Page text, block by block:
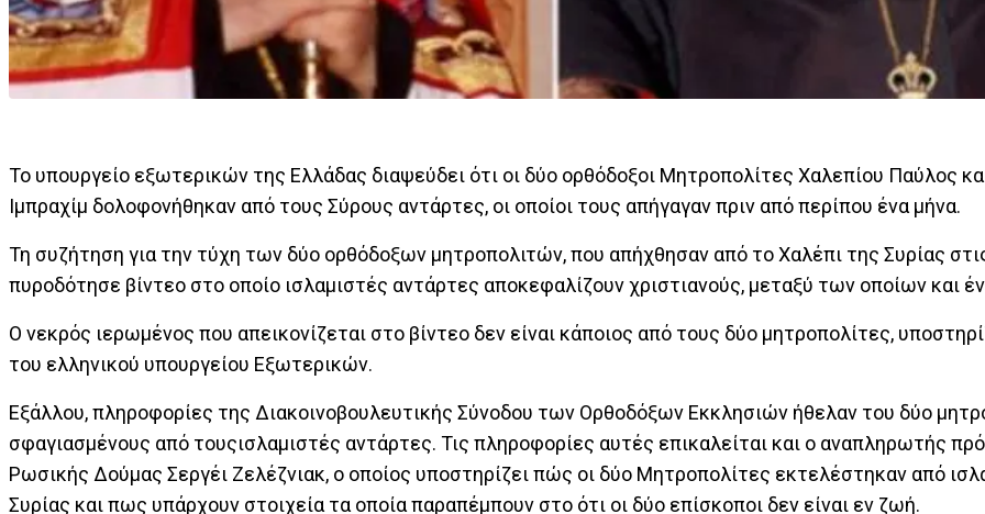
Το υπουργείο εξωτερικών της Ελλάδας διαψεύδει ότι οι δύο ορθόδοξοι Μητροπολίτες Χαλεπίου Παύλος
Ιμπραχίμ δολοφονήθηκαν από τους Σύρους αντάρτες, οι οποίοι τους απήγαγαν πριν από περίπου ένα μήνα.
Τη συζήτηση για την τύχη των δύο ορθόδοξων μητροπολιτών, που απήχθησαν από το Χαλέπι της Συρίας
πυροδότησε βίντεο στο οποίο ισλαμιστές αντάρτες αποκεφαλίζουν χριστιανούς, μεταξύ των οποίων και
Ο νεκρός ιερωμένος που απεικονίζεται στο βίντεο δεν είναι κάποιος από τους δύο μητροπολίτες,
του ελληνικού υπουργείου Εξωτερικών.
Εξάλλου, πληροφορίες της Διακοινοβουλευτικής Σύνοδου των Ορθοδόξων Εκκλησιών ήθελαν του δύο
σφαγιασμένους από τουςισλαμιστές αντάρτες. Τις πληροφορίες αυτές επικαλείται και ο αναπληρωτής
Ρωσικής Δούμας Σεργέι Ζελέζνιακ, ο οποίος υποστηρίζει πώς οι δύο Μητροπολίτες εκτελέστηκαν από
Συρίας και πως υπάρχουν στοιχεία τα οποία παραπέμπουν στο ότι οι δύο επίσκοποι δεν είναι εν ζωή.